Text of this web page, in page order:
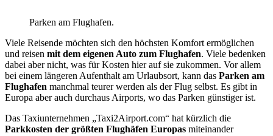
Parken am Flughafen.
Viele Reisende möchten sich den höchsten Komfort ermöglichen
und reisen mit dem eigenen Auto zum Flughafen. Viele bedenken
dabei aber nicht, was für Kosten hier auf sie zukommen. Vor allem
bei einem längeren Aufenthalt am Urlaubsort, kann das Parken am
Flughafen manchmal teurer werden als der Flug selbst. Es gibt in
Europa aber auch durchaus Airports, wo das Parken günstiger ist.
Das Taxiunternehmen „Taxi2Airport.com“ hat kürzlich die
Parkkosten der größten Flughäfen Europas miteinander